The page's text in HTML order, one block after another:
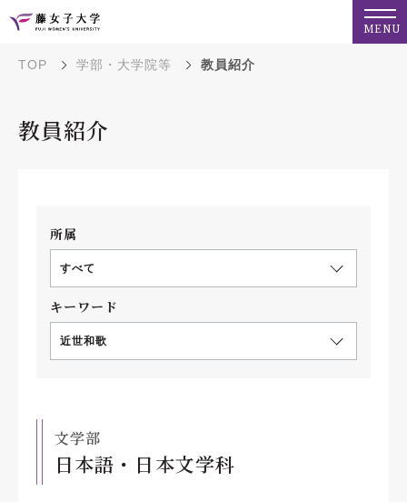
MENU
TOP 学部・大学院等 教員紹介
教員紹介
所属
すべて
キーワード
近世和歌
文学部
日本語・日本文学科